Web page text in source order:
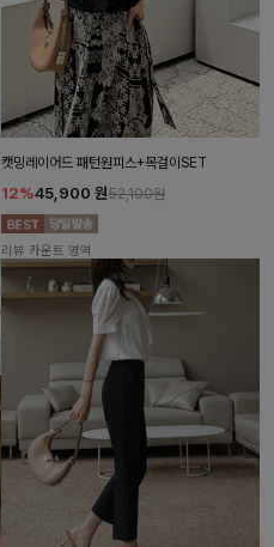
캣밍레이어드 패턴원피스+목걸이SET
12%45,900 원52,100원
리뷰 카운트 영역